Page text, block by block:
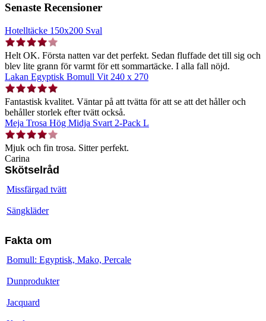
Senaste Recensioner
Hotelltäcke 150x200 Sval
Helt OK. Första natten var det perfekt. Sedan fluffade det till sig och
blev lite grann för varmt för ett sommartäcke. I alla fall nöjd.
Lakan Egyptisk Bomull Vit 240 x 270
Fantastisk kvalitet. Väntar på att tvätta för att se att det håller och
behåller storlek efter tvätt också.
Meja Trosa Hög Midja Svart 2-Pack L
Mjuk och fin trosa. Sitter perfekt.
Carina
Skötselråd
Missfärgad tvätt
Sängkläder
Fakta om
Bomull: Egyptisk, Mako, Percale
Dunprodukter
Jacquard